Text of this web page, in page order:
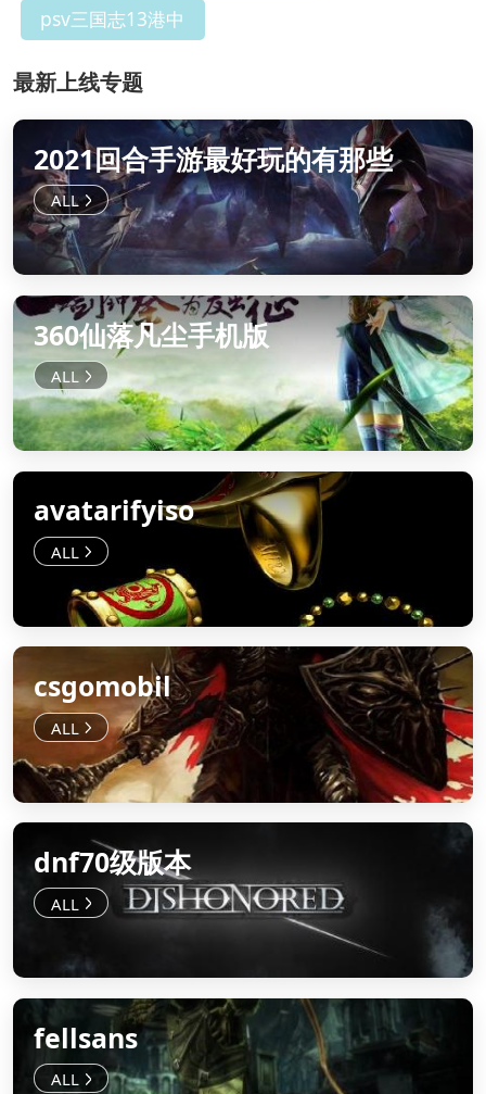
psv三国志13港中
最新上线专题
2021回合手游最好玩的有那些
360仙落凡尘手机版
avatarifyiso
csgomobil
dnf70级版本
fellsans